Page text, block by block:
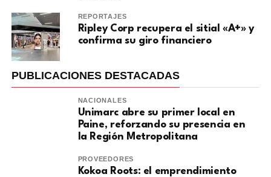
REPORTAJES
Ripley Corp recupera el sitial «A+» y
confirma su giro financiero
PUBLICACIONES DESTACADAS
NACIONALES
Unimarc abre su primer local en
Paine, reforzando su presencia en
la Región Metropolitana
PROVEEDORES
Kokoa Roots: el emprendimiento